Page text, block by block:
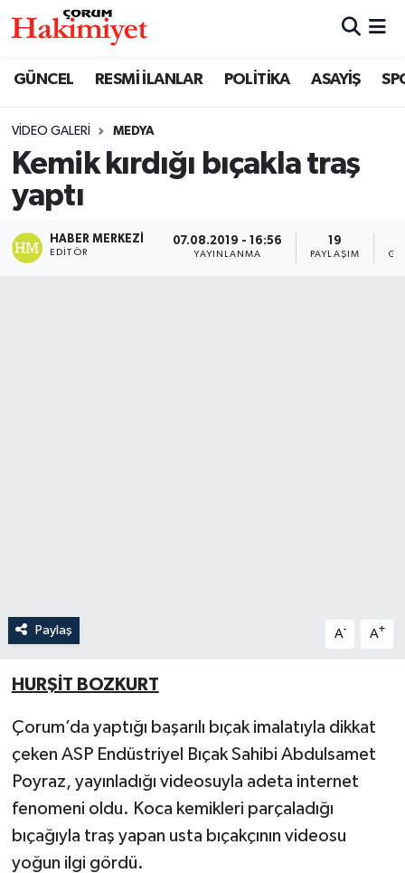
GÜNCEL RESMİ İLANLAR POLİTİKA ASAYİŞ
VIDEO GALERI MEDYA
Kemik kırdığı bıçakla traş
yaptı
HABER MERKEZI
EDITÖR
07.08.2019 - 16:56
YAYINLANMA
19
PAYLAŞIM
Paylaş A- A+
HURŞİT BOZKURT
Çorum’da yaptığı başarılı bıçak imalatıyla dikkat
çeken ASP Endüstriyel Bıçak Sahibi Abdulsamet
Poyraz, yayınladığı videosuyla adeta internet
fenomeni oldu. Koca kemikleri parçaladığı
bıçağıyla traş yapan usta bıçakçının videosu
yoğun ilgi gördü.
SAĞLIK
ASAYİŞ
EKONOMİ
Nöbetçi Eczaneler
Çorum Namaz Vakitleri
Trafik Durumu
Süper Lig Puan Durumu ve Fikstür